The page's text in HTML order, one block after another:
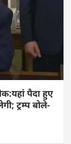
पैदा हुए
ट्रम्प बोले-